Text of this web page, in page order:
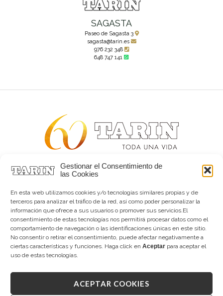
Gestionar el Consentimiento de
las Cookies
En esta web utilizamos cookies y/o tecnologías similares propias y de
terceros para analizar el tráfico de la red, así como poder personalizar la
información que ofrece a sus usuarios o promover sus servicios.El
consentimiento de estas tecnologías nos permitirá procesar datos como el
comportamiento de navegación o las identificaciones únicas en este sitio.
No consentir o retirar el consentimiento, puede afectar negativamente a
ciertas características y funciones. Haga click en Aceptar para aceptar el
uso de estas tecnologías.
ACEPTAR COOKIES
SAGASTA
Paseo de Sagasta 3
sagasta@tarin.es
976 232 348
648 747 141
Alta joyería desde 1963
Tarín Magazine
Contacto
Copyright © 2026 Tarín Joyeros